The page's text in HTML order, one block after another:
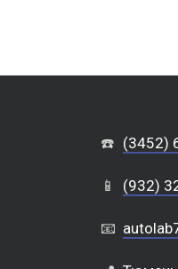
☎️ (3452)
📱 (932)
📧